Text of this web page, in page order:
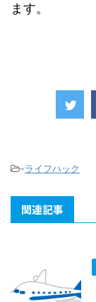
ます。
-ライフハック
関連記事